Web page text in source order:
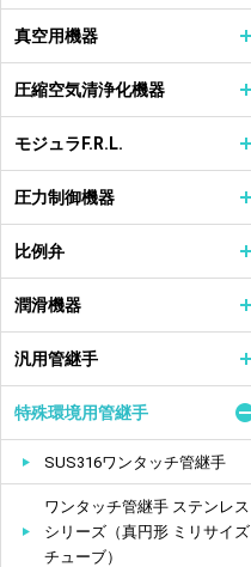
真空用機器
圧縮空気清浄化機器
モジュラF.R.L.
圧力制御機器
比例弁
潤滑機器
汎用管継手
特殊環境用管継手
SUS316ワンタッチ管継手
ワンタッチ管継手 ステンレス
シリーズ（真円形 ミリサイズ
チューブ）